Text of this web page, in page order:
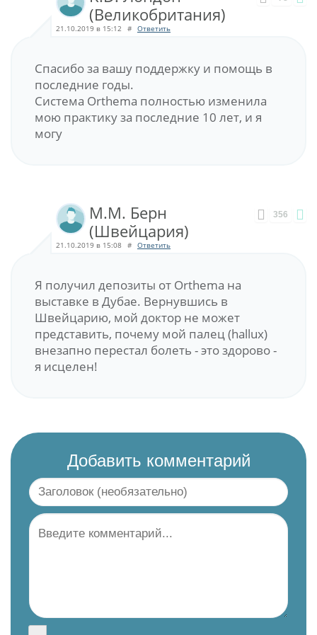
(Великобритания)
21.10.2019 в 15:12 # Ответить
Спасибо за вашу поддержку и помощь в
последние годы.
Система Orthema полностью изменила
мою практику за последние 10 лет, и я
могу
356
M.M. Берн
(Швейцария)
21.10.2019 в 15:08 # Ответить
Я получил депозиты от Orthema на
выставке в Дубае. Вернувшись в
Швейцарию, мой доктор не может
представить, почему мой палец (hallux)
внезапно перестал болеть - это здорово -
я исцелен!
Добавить комментарий